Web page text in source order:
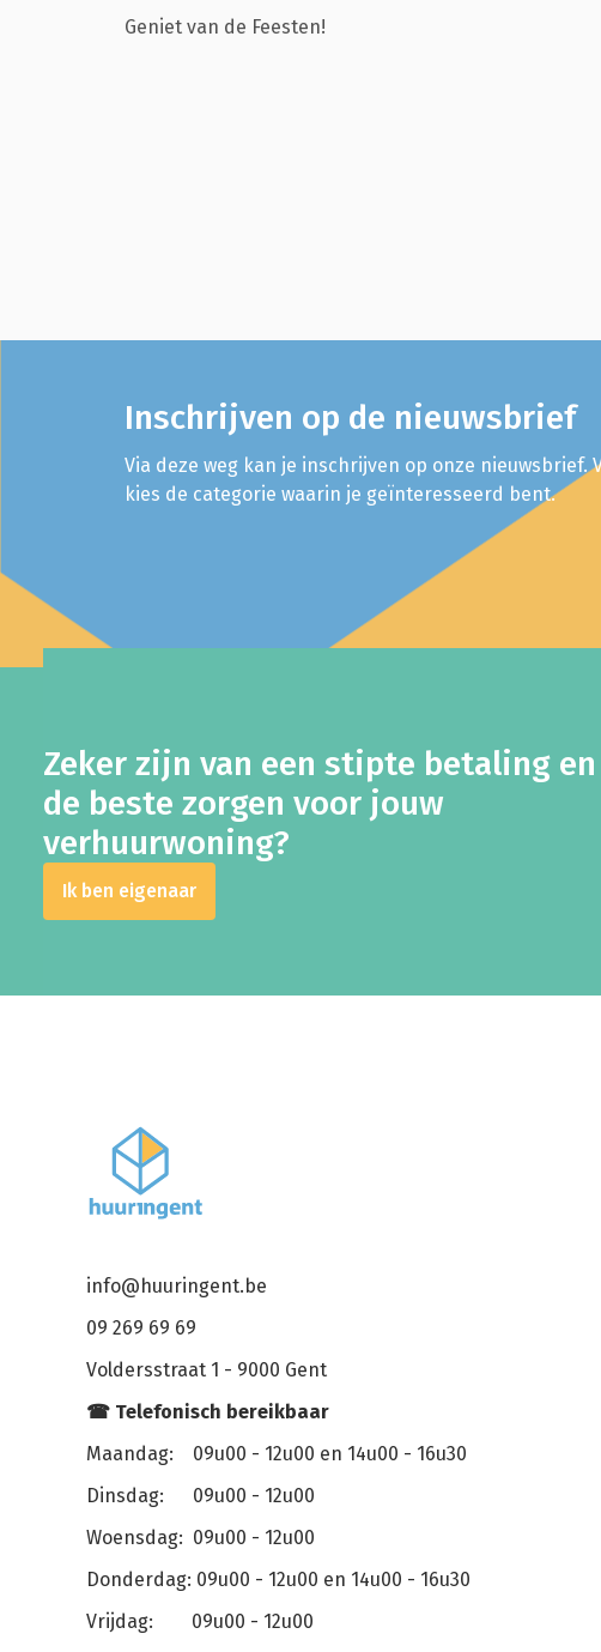
Geniet van de Feesten!
Inschrijven op de nieuwsbrief
Via deze weg kan je inschrijven op onze nieuwsbrief.
kies de categorie waarin je geïnteresseerd bent.
Zeker zijn van een stipte betaling en
de beste zorgen voor jouw
verhuurwoning?
Ik ben eigenaar
info@huuringent.be
09 269 69 69
Voldersstraat 1 - 9000 Gent
☎ Telefonisch bereikbaar
Maandag: 09u00 - 12u00 en 14u00 - 16u30
Dinsdag: 09u00 - 12u00
Woensdag: 09u00 - 12u00
Donderdag: 09u00 - 12u00 en 14u00 - 16u30
Vrijdag: 09u00 - 12u00